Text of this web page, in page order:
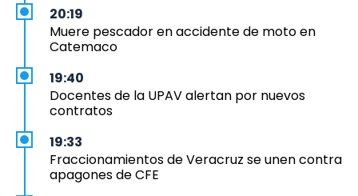
20:19
Muere pescador en accidente de moto en
Catemaco
19:40
Docentes de la UPAV alertan por nuevos
contratos
19:33
Fraccionamientos de Veracruz se unen contra
apagones de CFE